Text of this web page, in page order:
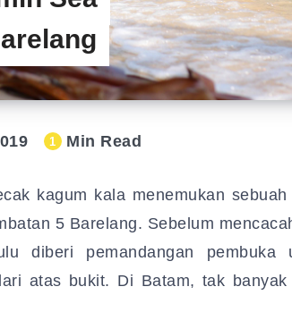
1 Min Read
kagum kala menemukan
5 Barelang. Sebelum
diberi pemandangan pembuka
atas bukit. Di Batam, tak